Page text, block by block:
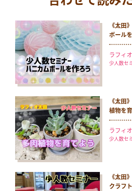
《太田
ボール
ラフィ
少人数セ
《太田
植物を
ラフィ
少人数セ
《太田
クラフ